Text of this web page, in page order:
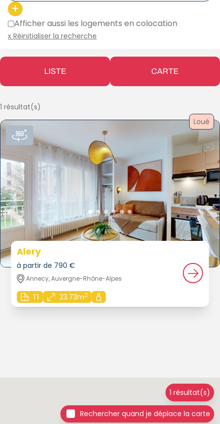
+
Afficher aussi les logements en colocation
x Réinitialiser la recherche
LISTE CARTE
1 résultat(s)
Loué
Alery
à partir de 790 €
Annecy, Auvergne-Rhône-Alpes
T1 23.73m2
1 résultat(s)
Rechercher quand je déplace la carte